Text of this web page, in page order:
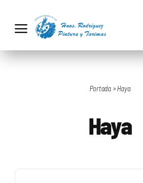
contenido
Portada »Haya
Haya